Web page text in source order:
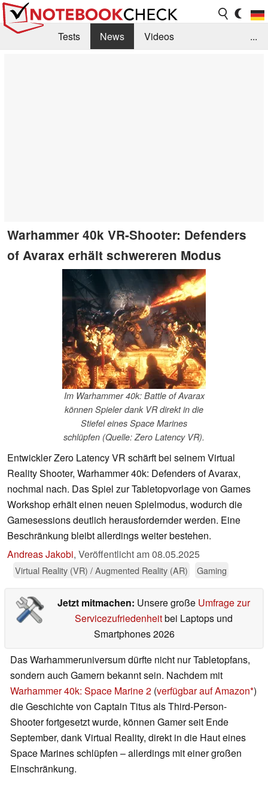
Tests News
Videos
...
Warhammer 40k VR-Shooter: Defenders
of Avarax erhält schwereren Modus
Im Warhammer 40k: Battle of Avarax
können Spieler dank VR direkt in die
Stiefel eines Space Marines
schlüpfen (Quelle: Zero Latency VR).
Entwickler Zero Latency VR schärft bei seinem Virtual
Reality Shooter, Warhammer 40k: Defenders of Avarax,
nochmal nach. Das Spiel zur Tabletopvorlage von Games
Workshop erhält einen neuen Spielmodus, wodurch die
Gamesessions deutlich herausfordernder werden. Eine
Beschränkung bleibt allerdings weiter bestehen.
Andreas Jakobi, Veröffentlicht am08.05.2025
Virtual Reality (VR) / Augmented Reality (AR) Gaming
Jetzt mitmachen: Unsere große Umfrage zur
Servicezufriedenheitbei Laptops und
Smartphones 2026
Das Warhammeruniversum dürfte nicht nur Tabletopfans,
sondern auch Gamern bekannt sein. Nachdem mit
Warhammer 40k: Space Marine 2 (verfügbar auf Amazon )
die Geschichte von Captain Titus als Third-Person-
Shooter fortgesetzt wurde, können Gamer seit Ende
September, dank Virtual Reality, direkt in die Haut eines
Space Marines schlüpfen – allerdings mit einer großen
Einschränkung.